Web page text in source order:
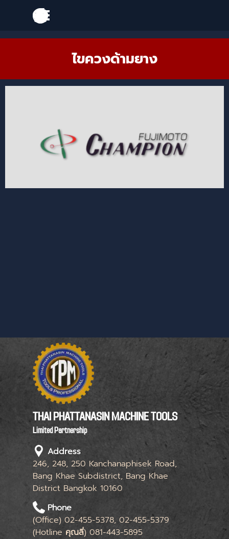
Skip menu
Skip menu
ไขควงด้ามยาง
THAI PHATTANASIN MACHINE TOOLS
Limited Partnership
Address
246, 248, 250 Kanchanaphisek Road,
Bang Khae Subdistrict, Bang Khae
District Bangkok 10160
Phone
(Office) 02-455-5378, 02-455-5379
(Hotline คุณลี่) 081-443-5895